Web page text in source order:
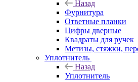
Назад
Фурнитура
Ответные планки
Цифры дверные
Квадраты для ручек
Метизы, стяжки,
Уплотнитель
Назад
Уплотнитель